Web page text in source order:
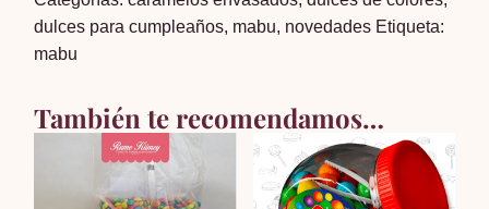
dulces para cumpleaños, mabu, novedades Etiqueta:
mabu
También te recomendamos…